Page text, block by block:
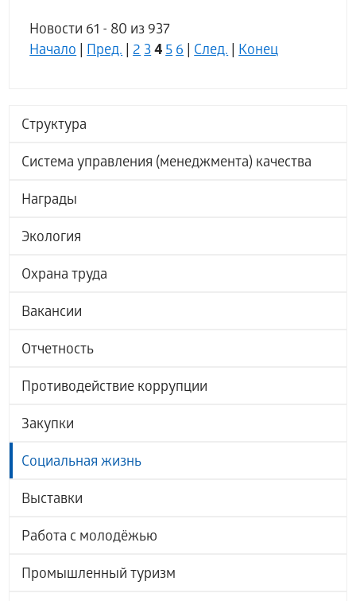
Структура
Система управления (менеджмента) качества
Награды
Экология
Охрана труда
Вакансии
Отчетность
Противодействие коррупции
Закупки
Социальная жизнь
Выставки
Работа с молодёжью
Промышленный туризм
Новости 61 - 80 из 937
Начало|Пред.|234 56|След.|Конец